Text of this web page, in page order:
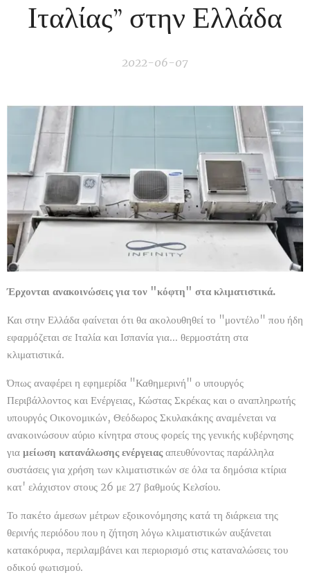
Ιταλίας” στην Ελλάδα
2022-06-07
Έρχονται ανακοινώσεις για τον "κόφτη" στα κλιματιστικά.
Και στην Ελλάδα φαίνεται ότι θα ακολουθηθεί το "μοντέλο" που ήδη
εφαρμόζεται σε Ιταλία και Ισπανία για... θερμοστάτη στα
κλιματιστικά.
Όπως αναφέρει η εφημερίδα "Καθημερινή" ο υπουργός
Περιβάλλοντος και Ενέργειας, Κώστας Σκρέκας και ο αναπληρωτής
υπουργός Οικονομικών, Θεόδωρος Σκυλακάκης αναμένεται να
ανακοινώσουν αύριο κίνητρα στους φορείς της γενικής κυβέρνησης
για μείωση κατανάλωσης ενέργειας απευθύνοντας παράλληλα
συστάσεις για χρήση των κλιματιστικών σε όλα τα δημόσια κτίρια
κατ' ελάχιστον στους 26 με 27 βαθμούς Κελσίου.
Το πακέτο άμεσων μέτρων εξοικονόμησης κατά τη διάρκεια της
θερινής περιόδου που η ζήτηση λόγω κλιματιστικών αυξάνεται
κατακόρυφα, περιλαμβάνει και περιορισμό στις καταναλώσεις του
οδικού φωτισμού.